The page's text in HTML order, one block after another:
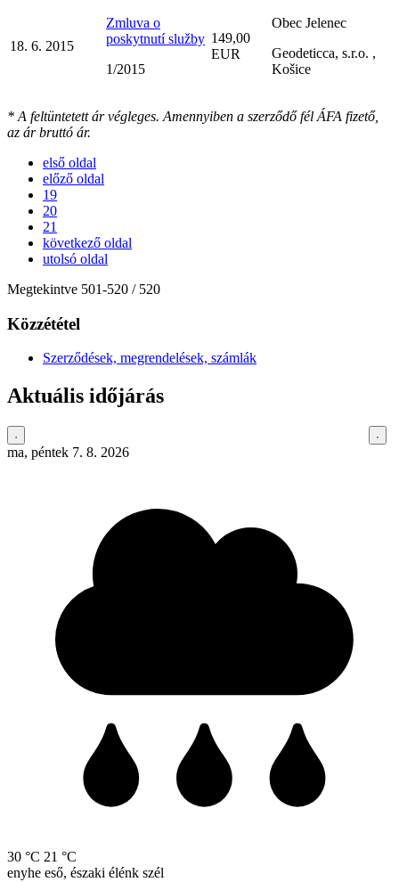
18. 6. 2015
Zmluva o
poskytnutí služby
1/2015
149,00
EUR
Obec Jelenec
Geodeticca, s.r.o. ,
Košice
* A feltüntetett ár végleges. Amennyiben a szerződő fél ÁFA fizető,
az ár bruttó ár.
első oldal
előző oldal
19
20
21
következő oldal
utolsó oldal
Megtekintve 501-520 / 520
Közzététel
Szerződések, megrendelések, számlák
Aktuális időjárás
ma, péntek 7. 8. 2026
30 °C 21 °C
enyhe eső, északi élénk szél